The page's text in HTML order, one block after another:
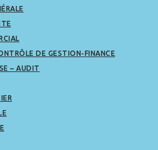
DE GESTION-FINANCE
– AUDIT